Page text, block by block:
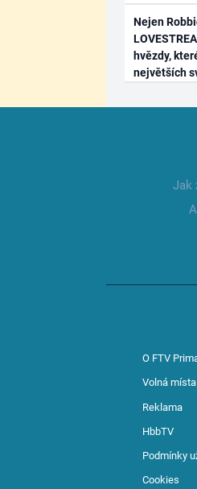
Nejen
hvězdy,
největších
Jak
O FTV
Volná místa
Reklama
HbbTV
Podmínky
Cookies